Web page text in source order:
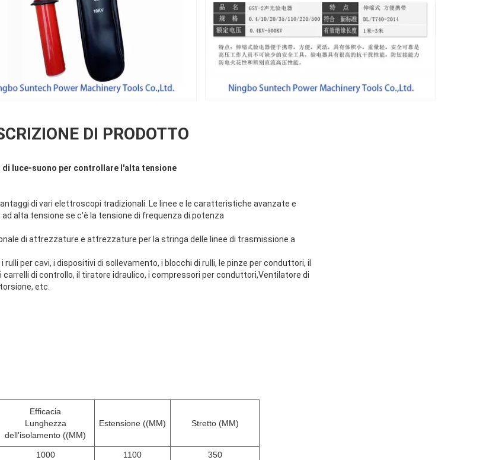
DI PRODOTTO
luce-suono per controllare l'alta tensione
di vari elettroscopi tradizionali. Le linee e le caratteristiche avanzate e
alta tensione se c'è la tensione di frequenza di potenza
di attrezzature e attrezzature per la stringa delle linee di trasmissione a
per cavi, i dispositivi di sollevamento, i blocchi di rulli, le pinze per conduttori, il
carrelli di controllo, il tiratore idraulico, i compressori per conduttori,Ventilatore di
etc.
Efficacia
Lunghezza
dell'isolamento ((MM)
Estensione ((MM) Stretto (MM)
1000 1100
350